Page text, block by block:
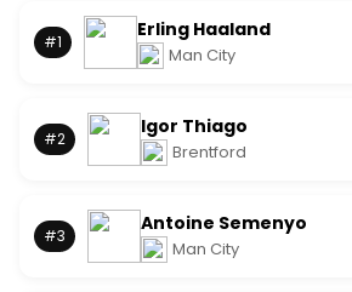
#1
Erling Haaland
Man City
#2
Igor Thiago
Brentford
#3
Antoine Semenyo
Man City